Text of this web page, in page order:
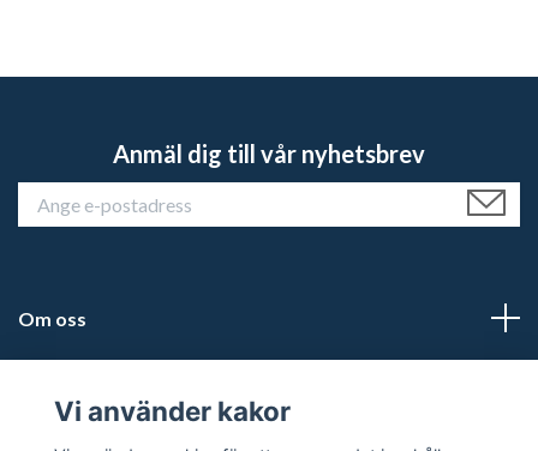
Anmäl dig till vår nyhetsbrev
Om oss
Vi använder kakor